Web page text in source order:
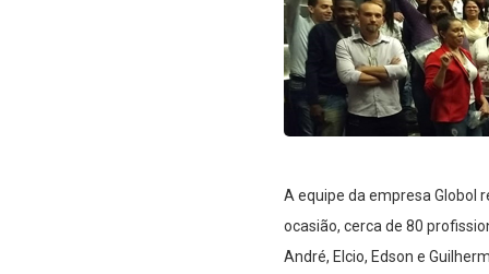
A equipe da empresa Globol
ocasião, cerca de 80
André, Elcio, Edson e